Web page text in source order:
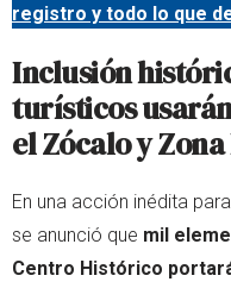
registro y todo lo que
Inclusión
turísticos
el Zócalo y Zona
En una acción inédita
se anunció que mil
Centro Histórico